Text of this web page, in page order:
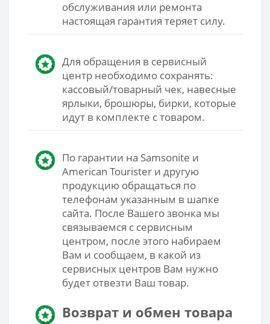
обслуживания или ремонта
настоящая гарантия теряет силу.
Для обращения в сервисный
центр необходимо сохранять:
кассовый/товарный чек, навесные
ярлыки, брошюры, бирки, которые
идут в комплекте с товаром.
По гарантии на Samsonite и
American Tourister и другую
продукцию обращаться по
телефонам указанным в шапке
сайта. После Вашего звонка мы
связываемся с сервисным
центром, после этого набираем
Вам и сообщаем, в какой из
сервисных центров Вам нужно
будет отвезти Ваш товар.
Возврат и обмен товара